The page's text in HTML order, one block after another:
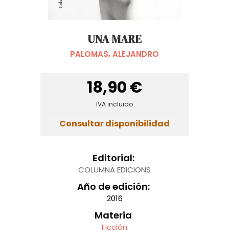
UNA MARE
PALOMAS, ALEJANDRO
18,90 €
IVA incluido
Consultar disponibilidad
Editorial:
COLUMNA EDICIONS
Año de edición:
2016
Materia
Ficción